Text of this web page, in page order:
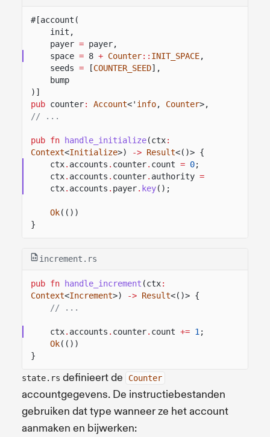
#[account(
init,
payer = payer,
space = 8 + Counter:: INIT_SPACE,
seeds = [COUNTER_SEED],
bump
)]
pub counter: Account<' info, Counter>,
// ...
pub fn handle_initialize(ctx:
Context<Initialize>) -> Result<()> {
ctx. accounts . counter. count = 0;
ctx. accounts . counter. authority =
ctx. accounts . payer. key();
Ok(())
}
increment.rs
pub fn handle_increment (ctx:
Context<Increment>) -> Result<()> {
// ...
ctx. accounts . counter. count += 1 ;
Ok(())
}
state.rs definieert de Counter
accountgegevens. De instructiebestanden
gebruiken dat type wanneer ze het account
aanmaken en bijwerken: